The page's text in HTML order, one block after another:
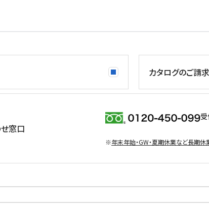
カタログのご請求
窓口
※年末年始・GW・夏期休業など⻑期